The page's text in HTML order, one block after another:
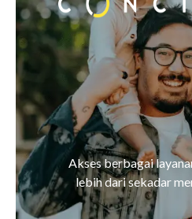
Akses berbagai
lebih dari sekadar